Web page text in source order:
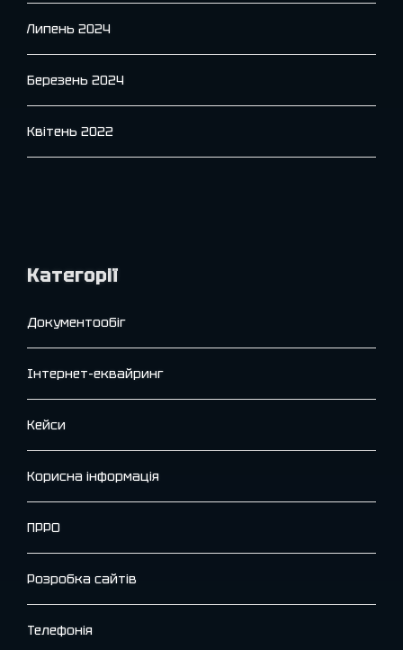
Липень 2024
Березень 2024
Квітень 2022
Категорії
Документообіг
Інтернет-еквайринг
Кейси
Корисна інформація
ПРРО
Розробка сайтів
Телефонія